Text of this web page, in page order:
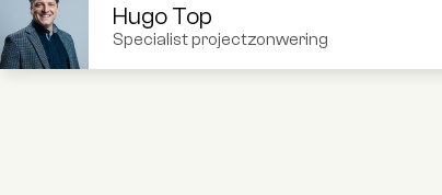
Hugo Top
Specialist projectzonwering